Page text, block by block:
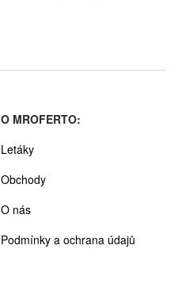
O MROFERTO:
Letáky
Obchody
O nás
Podmínky a ochrana údajů